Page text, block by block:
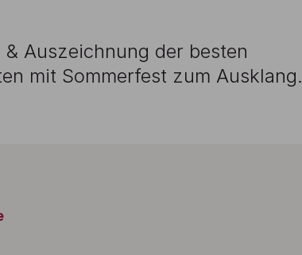
Auszeichnung der besten
mit Sommerfest zum Ausklang.